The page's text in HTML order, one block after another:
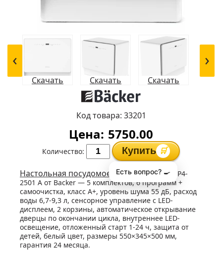
‹ ›
Скачать Скачать Скачать
Скачать Скачать
Код товара: 33201
Цена: 5750.00
Количество: Купить 🛒
Настольная посудомоечная машина WQP4-
2501 A от Backer — 5 комплектов, 6 программ +
самоочистка, класс A+, уровень шума 55 дБ, расход
воды 6,7-9,3 л, сенсорное управление с LED-
дисплеем, 2 корзины, автоматическое открывание
дверцы по окончании цикла, внутреннее LED-
освещение, отложенный старт 1-24 ч, защита от
детей, белый цвет, размеры 550×345×500 мм,
гарантия 24 месяца.
Есть вопрос? 🍳